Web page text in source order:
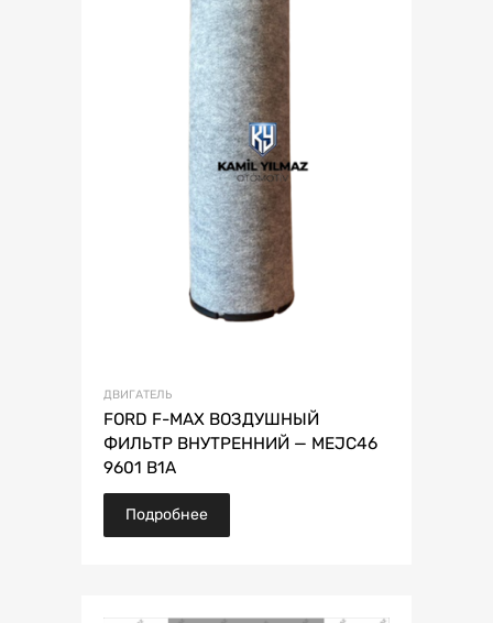
ДВИГАТЕЛЬ
FORD F-MAX ВОЗДУШНЫЙ
ФИЛЬТР ВНУТРЕННИЙ — MEJC46
9601 B1A
Подробнее